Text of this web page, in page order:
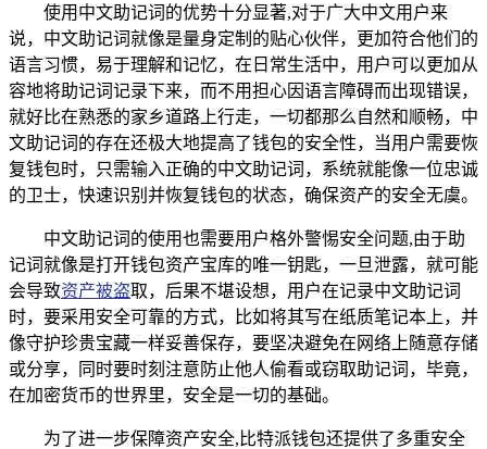
使用中文助记词的优势十分显著,对于广大中文用户来
说，中文助记词就像是量身定制的贴心伙伴，更加符合他们的
语言习惯，易于理解和记忆，在日常生活中，用户可以更加从
容地将助记词记录下来，而不用担心因语言障碍而出现错误，
就好比在熟悉的家乡道路上行走，一切都那么自然和顺畅，中
文助记词的存在还极大地提高了钱包的安全性，当用户需要恢
复钱包时，只需输入正确的中文助记词，系统就能像一位忠诚
的卫士，快速识别并恢复钱包的状态，确保资产的安全无虞。
中文助记词的使用也需要用户格外警惕安全问题,由于助
记词就像是打开钱包资产宝库的唯一钥匙，一旦泄露，就可能
会导致资产被盗取，后果不堪设想，用户在记录中文助记词
时，要采用安全可靠的方式，比如将其写在纸质笔记本上，并
像守护珍贵宝藏一样妥善保存，要坚决避免在网络上随意存储
或分享，同时要时刻注意防止他人偷看或窃取助记词，毕竟，
在加密货币的世界里，安全是一切的基础。
为了进一步保障资产安全,比特派钱包还提供了多重安全